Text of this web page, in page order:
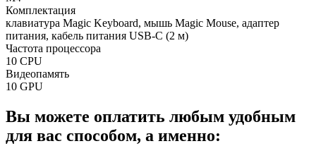
Комплектация
клавиатура Magic Keyboard, мышь Magic Mouse, адаптер
питания, кабель питания USB-C (2 м)
Частота процессора
10 CPU
Видеопамять
10 GPU
Вы можете оплатить любым удобным
для вас способом, а именно: